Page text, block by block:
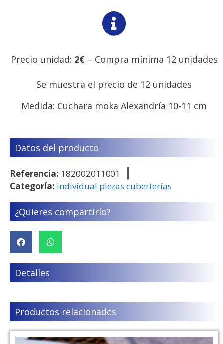
Precio unidad: 2€– Compra mínima 12 unidades
Se muestra el precio de 12 unidades
Medida: Cuchara moka Alexandría 10-11 cm
Datos del producto
Referencia: 182002011001
Categoría: individual piezas cuberterías
¿Quieres compartirlo?
Detalles
Productos relacionados